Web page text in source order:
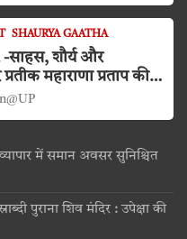
SHAURYA GAATHA
साहस, शौर्य और
महाराणा प्रताप की
में समान अवसर सुनिश्चित
पुराना शिव मंदिर : उपेक्षा की